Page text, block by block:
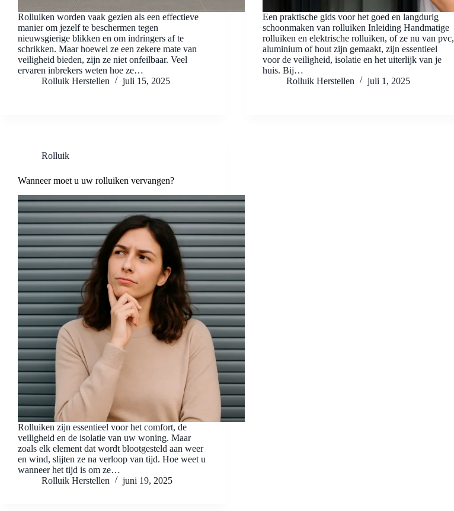
Rolluiken worden vaak gezien als een effectieve
manier om jezelf te beschermen tegen
nieuwsgierige blikken en om indringers af te
schrikken. Maar hoewel ze een zekere mate van
veiligheid bieden, zijn ze niet onfeilbaar. Veel
ervaren inbrekers weten hoe ze…
Rolluik Herstellen
juli 15, 2025
Een praktische gids voor het goed en langdurig
schoonmaken van rolluiken Inleiding Handmatige
rolluiken en elektrische rolluiken, of ze nu van pvc,
aluminium of hout zijn gemaakt, zijn essentieel
voor de veiligheid, isolatie en het uiterlijk van je
huis. Bij…
Rolluik Herstellen
juli 1, 2025
Rolluik
Wanneer moet u uw rolluiken vervangen?
Rolluiken zijn essentieel voor het comfort, de
veiligheid en de isolatie van uw woning. Maar
zoals elk element dat wordt blootgesteld aan weer
en wind, slijten ze na verloop van tijd. Hoe weet u
wanneer het tijd is om ze…
Rolluik Herstellen
juni 19, 2025